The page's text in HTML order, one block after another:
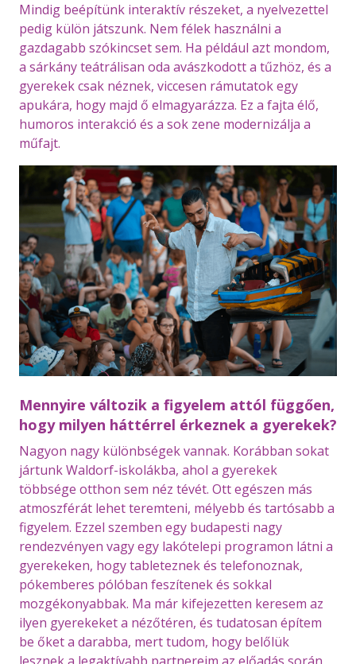
Mindig beépítünk interaktív részeket, a nyelvezettel
pedig külön játszunk. Nem félek használni a
gazdagabb szókincset sem. Ha például azt mondom,
a sárkány teátrálisan oda avászkodott a tűzhöz, és a
gyerekek csak néznek, viccesen rámutatok egy
apukára, hogy majd ő elmagyarázza. Ez a fajta élő,
humoros interakció és a sok zene modernizálja a
műfajt.
Mennyire változik a figyelem attól függően,
hogy milyen háttérrel érkeznek a gyerekek?
Nagyon nagy különbségek vannak. Korábban sokat
jártunk Waldorf-iskolákba, ahol a gyerekek
többsége otthon sem néz tévét. Ott egészen más
atmoszférát lehet teremteni, mélyebb és tartósabb a
figyelem. Ezzel szemben egy budapesti nagy
rendezvényen vagy egy lakótelepi programon látni a
gyerekeken, hogy tableteznek és telefonoznak,
pókemberes pólóban feszítenek és sokkal
mozgékonyabbak. Ma már kifejezetten keresem az
ilyen gyerekeket a nézőtéren, és tudatosan építem
be őket a darabba, mert tudom, hogy belőlük
lesznek a legaktívabb partnereim az előadás során